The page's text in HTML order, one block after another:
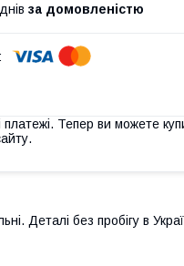
за домовленістю
платежі. Тепер ви можете
Деталі без пробігу в